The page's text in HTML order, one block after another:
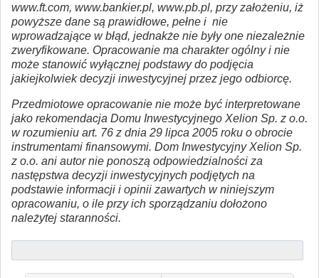
www.ft.com, www.bankier.pl, www.pb.pl, przy założeniu, iż
powyższe dane są prawidłowe, pełne i nie
wprowadzające w błąd, jednakże nie były one niezależnie
zweryfikowane. Opracowanie ma charakter ogólny i nie
może stanowić wyłącznej podstawy do podjęcia
jakiejkolwiek decyzji inwestycyjnej przez jego odbiorcę.
Przedmiotowe opracowanie nie może być interpretowane
jako rekomendacja Domu Inwestycyjnego Xelion Sp. z o.o.
w rozumieniu art. 76 z dnia 29 lipca 2005 roku o obrocie
instrumentami finansowymi. Dom Inwestycyjny Xelion Sp.
z o.o. ani autor nie ponoszą odpowiedzialności za
następstwa decyzji inwestycyjnych podjętych na
podstawie informacji i opinii zawartych w niniejszym
opracowaniu, o ile przy ich sporządzaniu dołożono
należytej staranności.